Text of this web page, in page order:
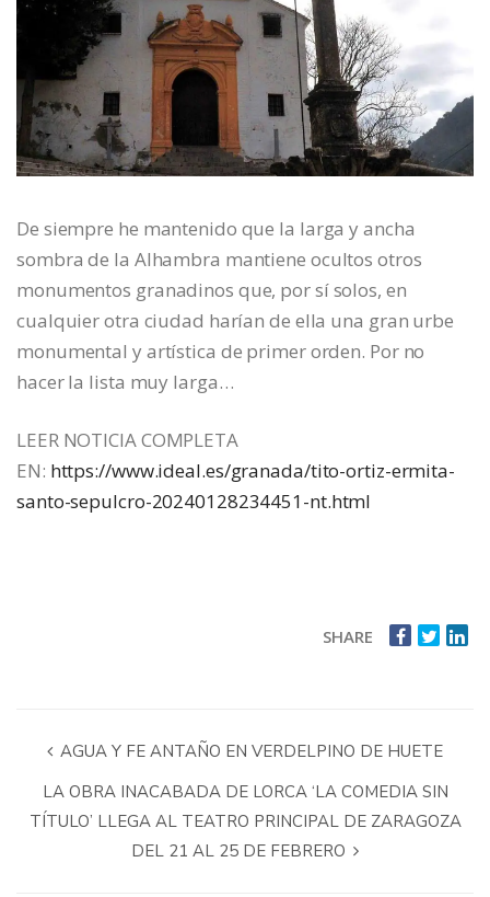
De siempre he mantenido que la larga y ancha
sombra de la Alhambra mantiene ocultos otros
monumentos granadinos que, por sí solos, en
cualquier otra ciudad harían de ella una gran urbe
monumental y artística de primer orden. Por no
hacer la lista muy larga…
LEER NOTICIA COMPLETA
EN: https://www.ideal.es/granada/tito-ortiz-ermita-
santo-sepulcro-20240128234451-nt.html
SHARE
AGUA Y FE ANTAÑO EN VERDELPINO DE HUETE
LA OBRA INACABADA DE LORCA ‘LA COMEDIA SIN
TÍTULO’ LLEGA AL TEATRO PRINCIPAL DE ZARAGOZA
DEL 21 AL 25 DE FEBRERO